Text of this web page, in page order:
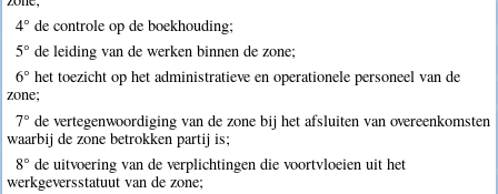
4° de controle op de boekhouding;
5° de leiding van de werken binnen de zone;
6° het toezicht op het administratieve en operationele personeel van de
zone;
7° de vertegenwoordiging van de zone bij het afsluiten van overeenkomsten
waarbij de zone betrokken partij is;
8° de uitvoering van de verplichtingen die voortvloeien uit het
werkgeversstatuut van de zone;